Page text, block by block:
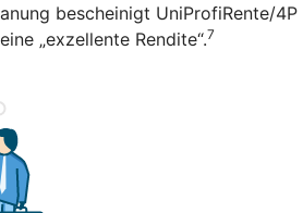
bescheinigt UniProfiRente/4P
„exzellente Rendite“.7